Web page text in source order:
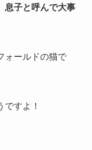
息子と呼んで大事
ォールドの猫で
ですよ！